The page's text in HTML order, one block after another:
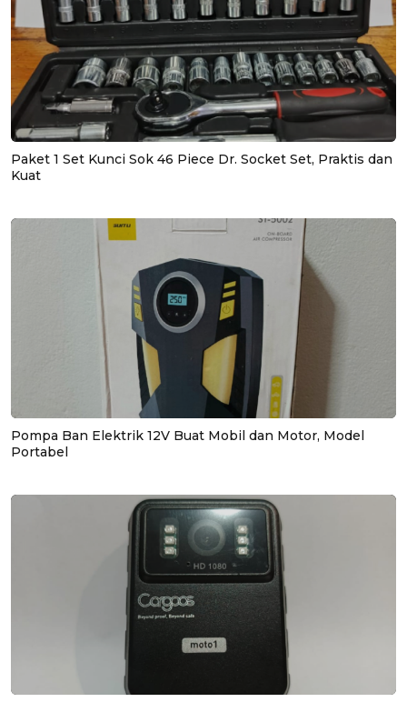
Paket 1 Set Kunci Sok 46 Piece Dr. Socket Set, Praktis dan
Kuat
Pompa Ban Elektrik 12V Buat Mobil dan Motor, Model
Portabel